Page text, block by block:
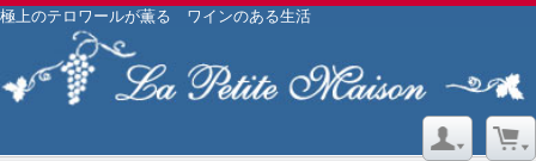
極上のテロワールが薫る ワインのある生活